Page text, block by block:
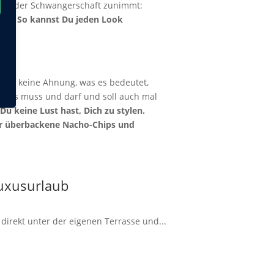
der Schwangerschaft zunimmt:
So kannst Du jeden Look
keine Ahnung, was es bedeutet,
Es muss und darf und soll auch mal
keine Lust hast, Dich zu stylen.
überbackene Nacho-Chips und
unter der eigenen Terrasse und...